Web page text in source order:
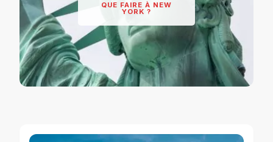
QUE FAIRE À NEW
YORK ?